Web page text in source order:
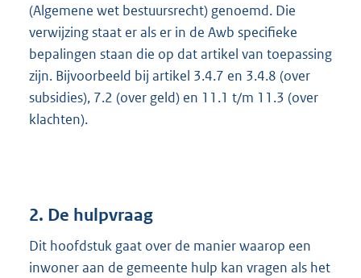
(Algemene wet bestuursrecht) genoemd. Die
verwijzing staat er als er in de Awb specifieke
bepalingen staan die op dat artikel van toepassing
zijn. Bijvoorbeeld bij artikel 3.4.7 en 3.4.8 (over
subsidies), 7.2 (over geld) en 11.1 t/m 11.3 (over
klachten).
2. De hulpvraag
Dit hoofdstuk gaat over de manier waarop een
inwoner aan de gemeente hulp kan vragen als het